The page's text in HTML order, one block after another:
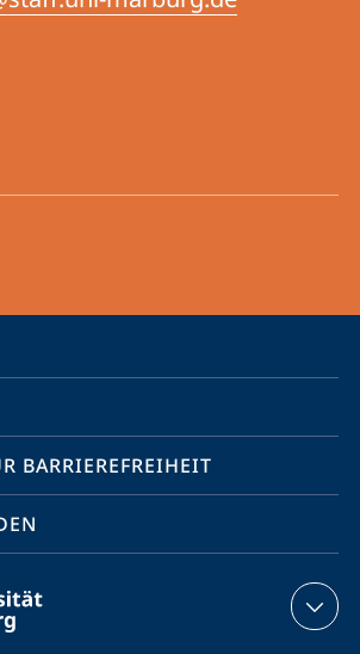
BARRIEREFREIHEIT